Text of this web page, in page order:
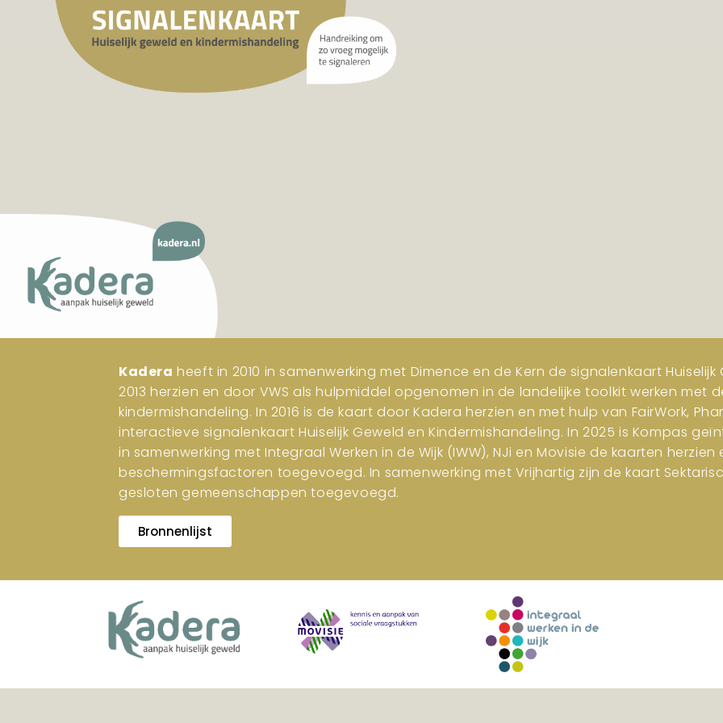
Kadera heeft in 2010 in samenwerking met Dimence en de Kern de signalenkaart
2013 herzien en door VWS als hulpmiddel opgenomen in de landelijke toolkit werken met
kindermishandeling. In 2016 is de kaart door Kadera herzien en met hulp van FairWork,
interactieve signalenkaart Huiselijk Geweld en Kindermishandeling. In 2025 is Kompas
in samenwerking met Integraal Werken in de Wijk (IWW), NJi en Movisie de kaarten
beschermingsfactoren toegevoegd. In samenwerking met Vrijhartig zijn de kaart
gesloten gemeenschappen toegevoegd.
Bronnenlijst